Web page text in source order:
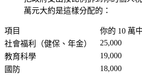
萬元大約是這樣分配的：
項目 你的 10 萬
社會福利（健保、年金）
25,000
教育科學
19,000
國防
18,000